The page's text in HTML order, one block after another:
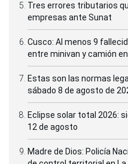
Tres errores tributarios
empresas ante Sunat
Cusco: Al menos 9
entre minivan y camión
Estas son las normas
sábado 8 de agosto de
Eclipse solar total 2026:
12 de agosto
Madre de Dios: Policía